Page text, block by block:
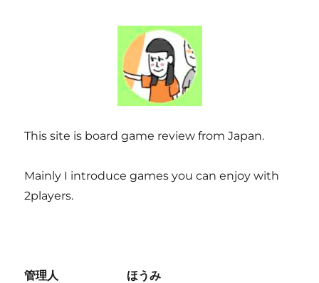
This site is board game review from Japan.
Mainly I introduce games you can enjoy with
2players.
管理人 ほうみ